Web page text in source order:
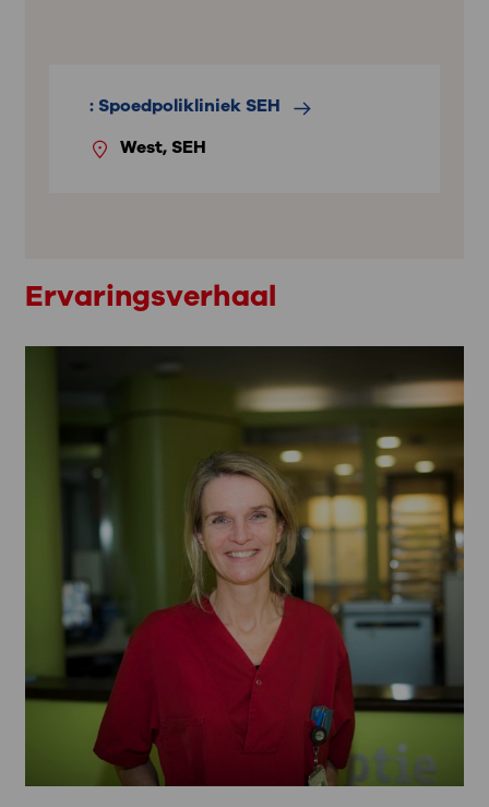
: Spoedpolikliniek SEH
West, SEH
Ervaringsverhaal